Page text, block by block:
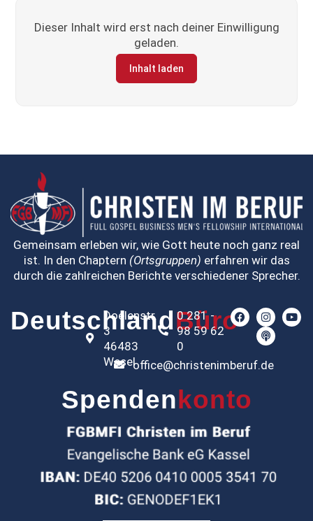
Dieser Inhalt wird erst nach deiner Einwilligung
geladen.
Inhalt laden
Gemeinsam erleben wir, wie Gott heute noch ganz real
ist. In den Chaptern (Ortsgruppen) erfahren wir das
durch die zahlreichen Berichte verschiedener Sprecher.
DeutschlandBüro
Doelenstr.
3
46483
Wesel
0 281 -
98 59 62
0
office@christenimberuf.de
Spenden konto